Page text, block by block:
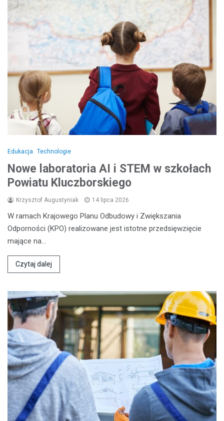
Edukacja Technologie
Nowe laboratoria AI i STEM w szkołach
Powiatu Kluczborskiego
Krzysztof Augustyniak 14 lipca 2026
W ramach Krajowego Planu Odbudowy i Zwiększania
Odporności (KPO) realizowane jest istotne przedsięwzięcie
mające na…
Czytaj dalej